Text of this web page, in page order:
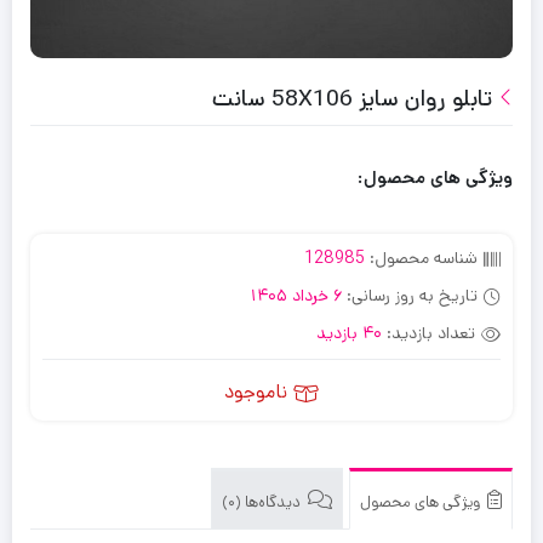
تابلو روان سایز 58X106 سانت
ویژگی های محصول:
شناسه محصول: 128985
تاریخ به روز رسانی: 6 خرداد 1405
تعداد بازدید: 40 بازدید
ناموجود
ویژگی های محصول دیدگاه‌ها (0)